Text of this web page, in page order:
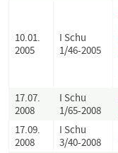
10.01.
2005
I Schu
1/46-2005
17.07.
2008
I Schu
1/65-2008
17.09.
2008
I Schu
3/40-2008